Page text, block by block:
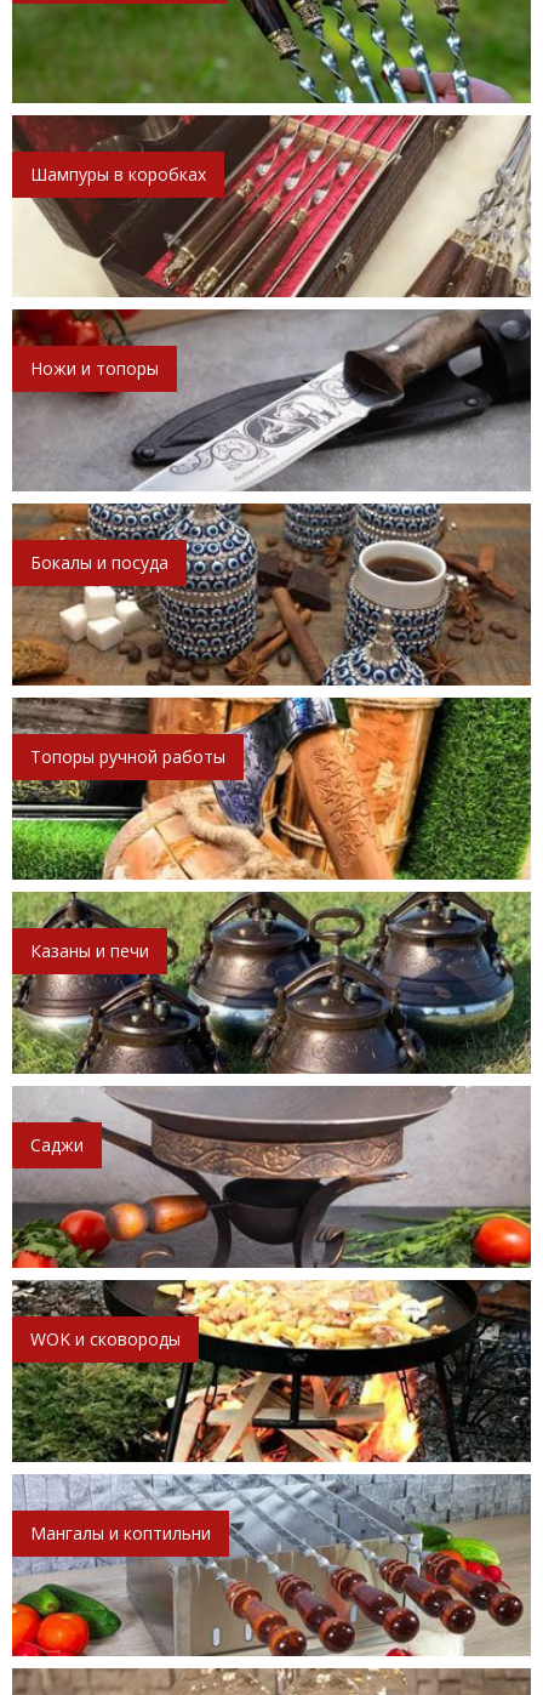
Шампуры в коробках
Ножи и топоры
Бокалы и посуда
Топоры ручной работы
Казаны и печи
Саджи
WOK и сковороды
Мангалы и коптильни